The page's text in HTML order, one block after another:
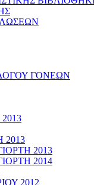
ΓΟΝΕΩΝ
2013
2014
2012